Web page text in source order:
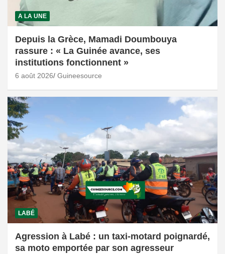
A LA UNE
Depuis la Grèce, Mamadi Doumbouya
rassure : « La Guinée avance, ses
institutions fonctionnent »
6 août 2026 Guineesource
LABÉ
Agression à Labé : un taxi-motard poignardé,
sa moto emportée par son agresseur